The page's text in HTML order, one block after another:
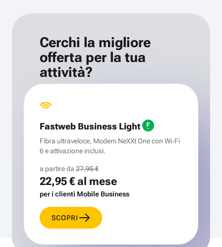
Cerchi la migliore
offerta per la tua
attività?
Fastweb Business Light
Fibra ultraveloce, Modem NeXXt One con Wi‑Fi
6 e attivazione inclusi.
a partire da 27,95 €
22,95 €al mese
per i clienti Mobile Business
SCOPRI